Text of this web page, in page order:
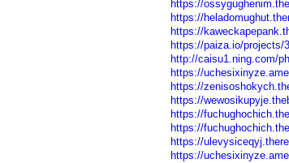
https://
https://
https://
https://paiza.io/projects/
http://caisu1.ning.com/
https://
https://
https://
https://
https://
https://
https://